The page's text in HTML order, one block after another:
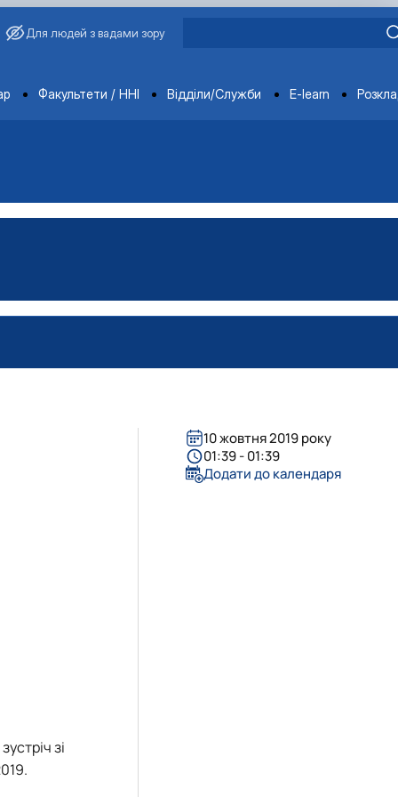
Для людей з вадами зору
Факультети / ННІ Відділи/Служби E-learn
рік
ОС "Бакалавр"
держави і права
зі
10 жовтня 2019 року
01:39 - 01:39
Додати до календаря